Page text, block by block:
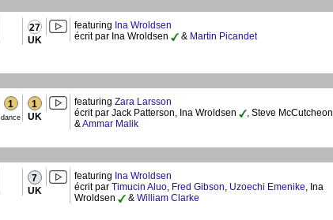
27
UK
featuring Ina Wroldsen
écrit par Ina Wroldsen
& Martin Picandet
1
dance
1
UK
featuring Zara Larsson
écrit par Jack Patterson, Ina Wroldsen
, Steve McCutcheon
&Ammar Malik
7
UK
featuring Ina Wroldsen
écrit par Timucin Aluo, Fred Gibson, Uzoechi Emenike, Ina
Wroldsen
& William Clarke